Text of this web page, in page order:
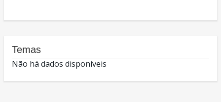
Temas
Não há dados disponíveis